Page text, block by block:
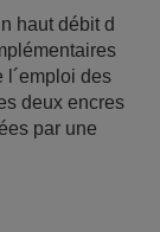
haut débit d
l´emploi des
deux encres
par une